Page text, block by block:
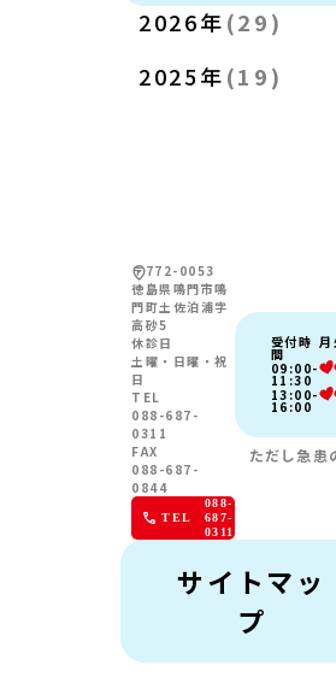
2026年(29)
2025年(19)
〒772-0053
徳島県鳴門市鳴
門町土佐泊浦字
高砂5
休診日
土曜・日曜・祝
日
TEL
088-687-
0311
FAX
088-687-
0844
TEL
088-
687-
0311
受付時
間
月
09:00-
11:30
13:00-
16:00
ただし急患
サイトマッ
プ